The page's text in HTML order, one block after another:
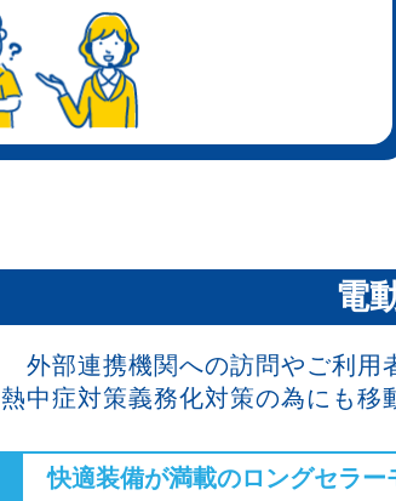
電
外部連携機関への訪問やご利用
熱中症対策義務化対策の為にも移
快適装備が満載のロングセラー